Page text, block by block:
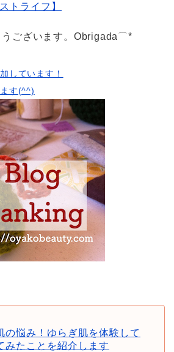
トライフ】
うございます。Obrigada⌒*
しています！
す(^^)
の悩み！ゆらぎ肌を体験して
みたことを紹介します